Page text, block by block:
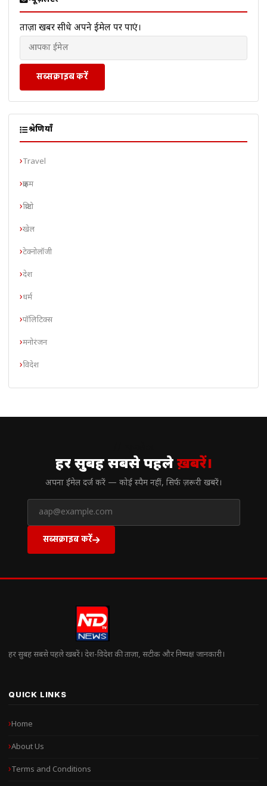
ताज़ा खबरें सीधे अपने ईमेल पर पाएं।
सब्सक्राइब करें
श्रेणियाँ
Travel
क्राइम
क्रिप्टो
खेल
टेक्नोलॉजी
देश
धर्म
पॉलिटिक्स
मनोरंजन
विदेश
हर सुबह सबसे पहलेख़बरें।
अपना ईमेल दर्ज करें — कोई स्पैम नहीं, सिर्फ ज़रूरी खबरें।
सब्सक्राइब करें
हर सुबह सबसे पहले खबरें। देश-विदेश की ताज़ा, सटीक और निष्पक्ष जानकारी।
QUICK LINKS
Home
About Us
Terms and Conditions